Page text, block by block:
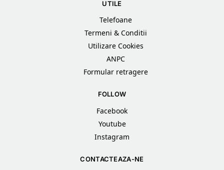
UTILE
Telefoane
Termeni & Conditii
Utilizare Cookies
ANPC
Formular retragere
FOLLOW
Facebook
Youtube
Instagram
CONTACTEAZA-NE